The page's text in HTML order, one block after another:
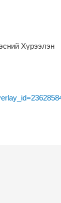
Хүрээлэн